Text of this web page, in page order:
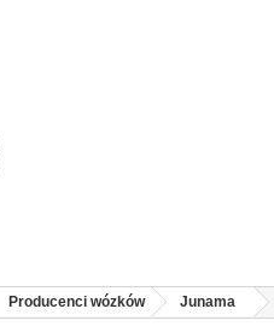
Producenci wózków Junama